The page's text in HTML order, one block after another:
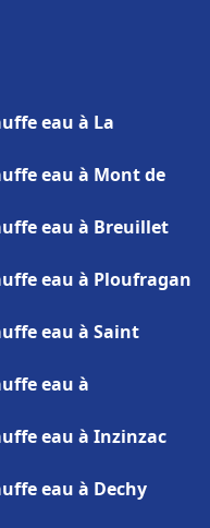
eau à La
eau à Mont de
eau à Breuillet
eau à Ploufragan
eau à Saint
eau à
eau à Inzinzac
eau à Dechy